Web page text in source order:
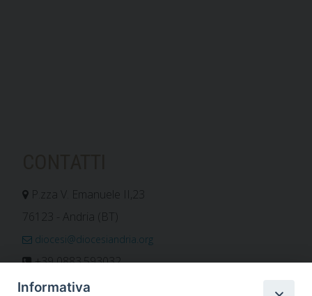
P.zza V. Emanuele II,23
76123 - Andria (BT)
diocesi@diocesiandria.org
+39 0883.593032
+39 0883.592596
Informativa